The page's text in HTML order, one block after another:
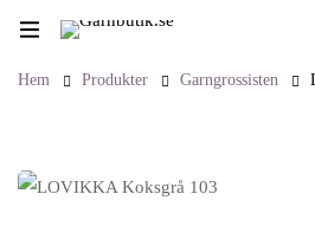
Hem Produkter Garngrossisten